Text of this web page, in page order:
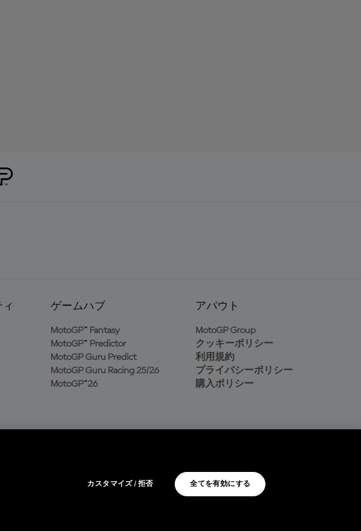
ゲームハブ
MotoGP™ Fantasy
MotoGP™ Predictor
MotoGP Guru Predict
MotoGP Guru Racing 25/26
MotoGP™26
アバウト
MotoGP Group
クッキーポリシー
利用規約
プライバシーポリシー
購入ポリシー
カスタマイズ / 拒否 全てを有効にする